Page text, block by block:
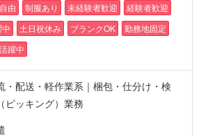
由 制服あり 未経験者歓迎
経験者歓迎
土日祝休み ブランクOK
勤務地固定
躍中
・配送・軽作業系｜梱包・仕分け・検
ピッキング）業務